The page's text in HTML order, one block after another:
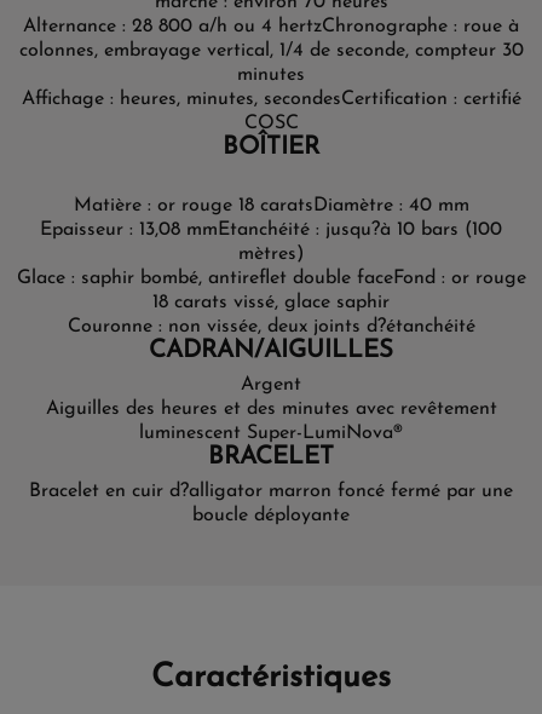
Alternance : 28 800 a/h ou 4 hertzChronographe : roue à
colonnes, embrayage vertical, 1/4 de seconde, compteur 30
minutes
Affichage : heures, minutes, secondesCertification : certifié
COSC
BOÎTIER
Matière : or rouge 18 carats Diamètre : 40 mm
Epaisseur : 13,08 mm Etanchéité : jusqu?à 10 bars (100
mètres)
Glace : saphir bombé, antireflet double faceFond : or rouge
18 carats vissé, glace saphir
Couronne : non vissée, deux joints d?étanchéité
CADRAN/AIGUILLES
Argent
Aiguilles des heures et des minutes avec revêtement
luminescent Super-LumiNova®
BRACELET
Bracelet en cuir d?alligator marron foncé fermé par une
boucle déployante
Caractéristiques